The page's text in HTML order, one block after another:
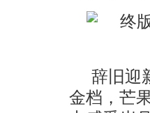
辞旧迎
金档，芒